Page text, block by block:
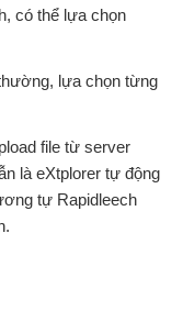
có thể lựa chọn
lựa chọn từng
file từ server
là eXtplorer tự động
tự Rapidleech